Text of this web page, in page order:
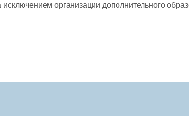
организации дополнительного